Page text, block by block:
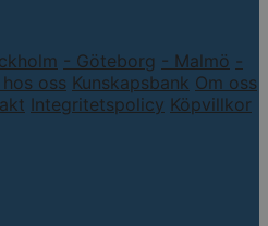
- Göteborg - Malmö -
oss Kunskapsbank Om oss
Integritetspolicy Köpvillkor